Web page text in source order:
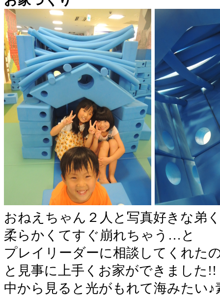
おねえちゃん２人と写真好きな弟
柔らかくてすぐ崩れちゃう…と
プレイリーダーに相談してくれた
と見事に上手くお家ができました!!
中から見ると光がもれて海みたい♪